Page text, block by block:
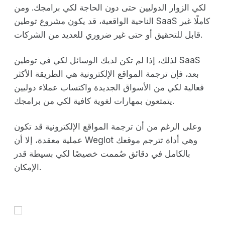
لكي الزوار الدوليين حتى دون الحاجة لكي برامجك. ومن
الناحية الواقعية، قد يكون مشروع توطين SaaS كاملًا غير
قابل للتحقيق أو حتى غير ضروري للعديد من الشركات.
لذلك، إذا لم تكن لديك الوسائل لكي في توطين SaaS
بعد، فإن ترجمة المواقع الإلكترونية هي الطريقة الأكثر
فعالية لكي من الأسواق الجديدة واكتساب عملاء دوليين
يتمتعون بمهارات لغوية كافية لكي من برامجك.
وعلى الرغم من أن ترجمة المواقع الإلكترونية قد تكون
عملية معقدة، إلا أن Weglot وهي أداة تترجم موقعك
بالكامل في دقائق صُممت خصيصًا لكي بسيطة قدر
الإمكان.